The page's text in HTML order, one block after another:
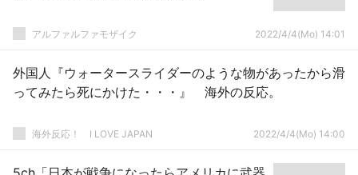
アルファルファモザイク 2022/4/4(Mo) 14:01
外国人『ウォータースライダーのような物があったから滑
ってみたら死にかけた・・・』 海外の反応。
海外反応！ I LOVE JAPAN 2022/4/4(Mo) 14:00